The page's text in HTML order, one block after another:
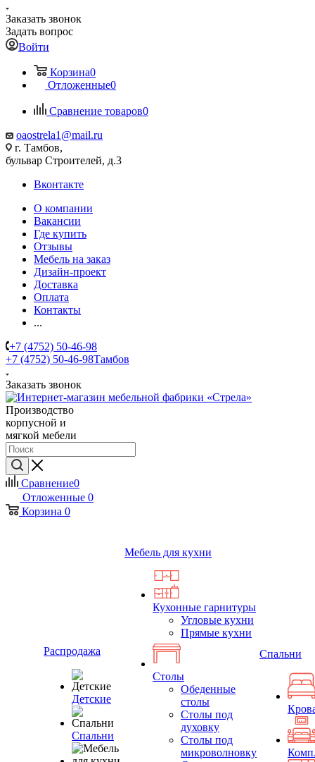
Заказать звонок
Задать вопрос
Войти
Корзина0
Отложенные0
Сравнение товаров0
oaostrela1@mail.ru
г. Тамбов,
бульвар Строителей, д.3
Вконтакте
О компании
Вакансии
Где купить
Отзывы
Мебель на заказ
Дизайн-проект
Доставка
Оплата
Контакты
...
+7 (4752) 50-46-98
+7 (4752) 50-46-98Тамбов
Заказать звонок
Производство
корпусной и
мягкой мебели
Сравнение0
Отложенные 0
Корзина 0
Распродажа
Детские
Спальни
Мебель для кухни
Кухонные гарнитуры
Угловые кухни
Прямые кухни
Столы
Обеденные
столы
Столы под
духовку
Столы под
микроволновку
Спальни